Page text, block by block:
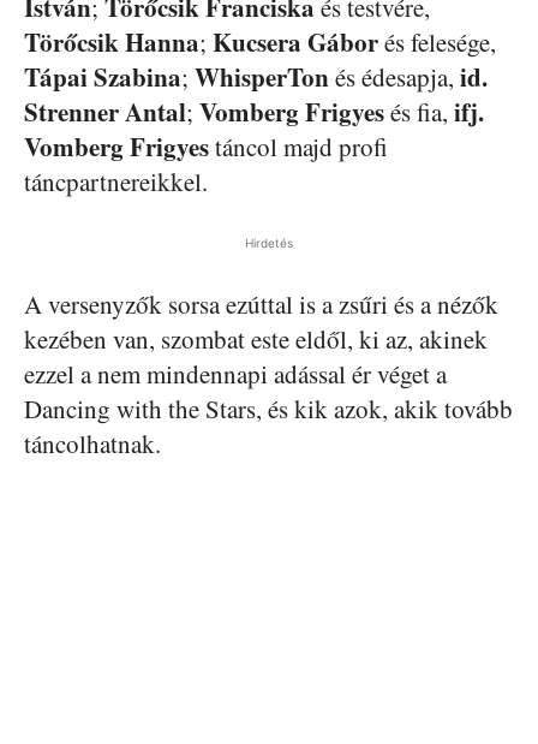
István; Törőcsik Franciska és testvére,
Törőcsik Hanna; Kucsera Gáborés felesége,
Tápai Szabina; WhisperTonés édesapja, id.
Strenner Antal; Vomberg Frigyesés fia, ifj.
Vomberg Frigyestáncol majd profi
táncpartnereikkel.
Hirdetés
A versenyzők sorsa ezúttal is a zsűri és a nézők
kezében van, szombat este eldől, ki az, akinek
ezzel a nem mindennapi adással ér véget a
Dancing with the Stars, és kik azok, akik tovább
táncolhatnak.